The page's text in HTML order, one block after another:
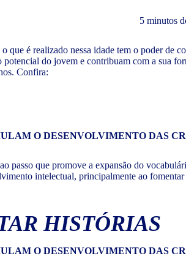
5 minutos
que é realizado nessa idade tem o poder
do jovem e contribuam com a sua
Confira:
passo que promove a expansão do
intelectual, principalmente ao
HISTÓRIAS